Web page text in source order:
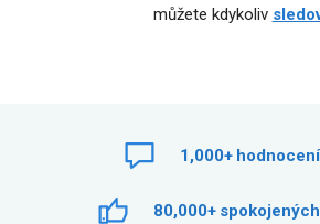
můžete kdykoliv
1,000+
80,000+